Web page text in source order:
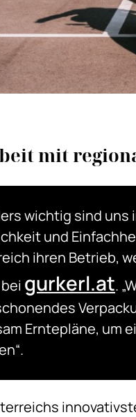
mit
wichtig sind
und
ihren Betrieb,
gurkerl.at.
Erntepläne, um